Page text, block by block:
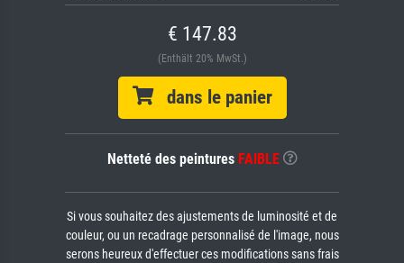
€ 147.83
(Enthält 20% MwSt.)
dans le panier
Netteté des peintures FAIBLE
Si vous souhaitez des ajustements de luminosité et de
couleur, ou un recadrage personnalisé de l'image, nous
serons heureux d'effectuer ces modifications sans frais